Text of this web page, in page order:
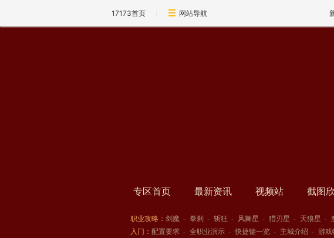
17173首页 网站导航
专区首页 最新资讯 视频站 截图
职业攻略： 剑魔 - 拳刹 - 斩狂 - 风舞星 - 猎刃星 - 天狼星 -
入门： 配置要求 - 全职业演示 - 快捷键一览 - 主城介绍 - 游戏